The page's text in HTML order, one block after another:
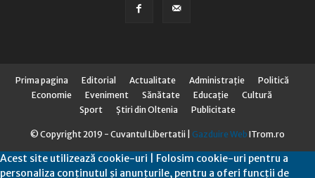
Prima pagina Editorial Actualitate Administraţie
Politică
Economie
Eveniment Sănătate Educaţie
Cultură
Sport
Știri din Oltenia Publicitate
© Copyright 2019 - Cuvantul Libertatii | Gazduire Web ITrom.ro
Acest site utilizează cookie-uri | Folosim cookie-uri pentru a
personaliza conținutul și anunțurile, pentru a oferi funcții de